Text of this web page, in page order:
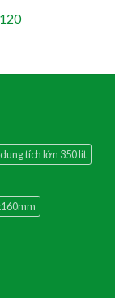
tích lớn 350 lít